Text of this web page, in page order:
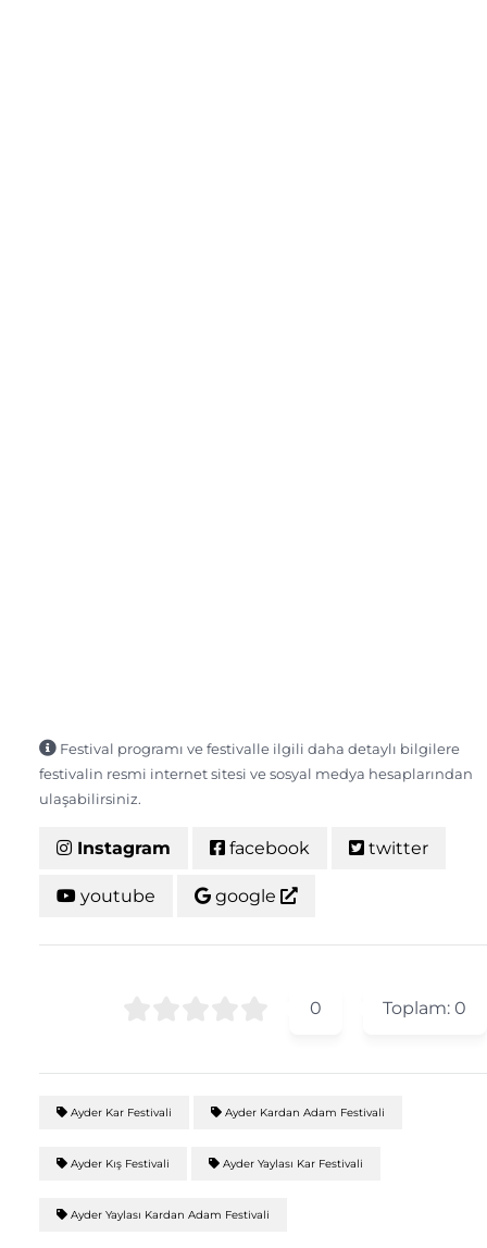
Festival programı ve festivalle ilgili daha detaylı bilgilere
festivalin resmi internet sitesi ve sosyal medya hesaplarından
ulaşabilirsiniz.
Instagram facebook twitter
youtube google
0 Toplam: 0
Ayder Kar Festivali Ayder Kardan Adam Festivali
Ayder Kış Festivali Ayder Yaylası Kar Festivali
Ayder Yaylası Kardan Adam Festivali